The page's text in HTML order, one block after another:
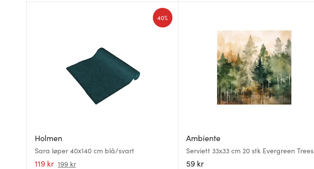
Holmen
Sara løper 40x140 cm blå/svart
119 kr 199 kr
40%
Ambiente
Serviett 33x33 cm 20 stk Evergreen Trees
59 kr